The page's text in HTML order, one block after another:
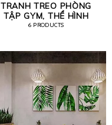
TRANH TREO PHÒNG
TẬP GYM, THỂ HÌNH
6 PRODUCTS